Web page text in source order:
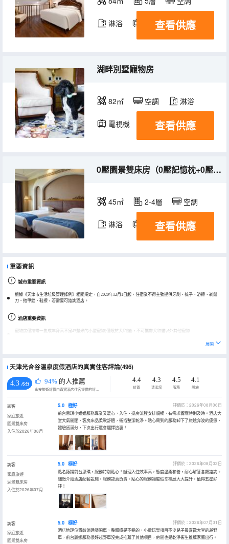
淋浴 電視機 冰箱
查看供應
湖畔別墅寵物房
82㎡ 空調 淋浴
電視機 冰箱
查看供應
0壓園景雙床房（0壓記憶枕+0壓床墊）
45㎡ 2-4層 空調
淋浴 電視機 冰箱
查看供應
重要資訊
城市重要資訊
根據《天津市生活垃圾管理條例》相關規定，自2020年12月1日起，住宿業不得主動提供牙刷、梳子、浴擦、剃鬚
刀、指甲銼、鞋擦，若需要可諮詢酒店。
酒店重要資訊
寵物房僅攜帶一隻成年身高不足45釐米的小型寵物(僅限於犬和貓)，不可攜帶犬和貓以外其他寵物
展開
天津光合谷温泉度假酒店的真實住客評論(496)
4.3 /5分 94% 的人推薦
永安旅遊評價由真實酒店住客提供的評價。
4.4
位置
4.3
清潔度
4.5
服務
4.1
設施
訪客
家庭旅遊
園景雙床房
入住於2026年08月
5.0 極好
評價於：2026年08月06日
前台思琪小姐姐服務專業又暖心，入住、退房流程安排順暢，有需求響應特別及時。酒店大
堂大氣開闊，客房床品柔軟舒適，衞浴整潔乾淨。貼心周到的服務卸下了旅途奔波的疲憊，
體驗感滿分，下次出行還會選擇這裏！
訪客
家庭旅遊
湖景雙床房
入住於2026年07月
5.0 極好
評價於：2026年08月02日
點名錶揚前台思琪，服務特別貼心！辦理入住效率高，態度温柔和善，耐心解答各類諮詢。
細緻介紹酒店配套設施，服務認真負責。貼心的服務讓度假幸福感大大提升，值得五星好
評！
訪客
家庭旅遊
園景雙床房
5.0 極好
評價於：2026年07月31日
酒店地理位置較偏建議開車，整體還是不錯的，小童玩樂項目不少兒子最喜歡大堂的越野
車，前台麗娜服務很好越野車沒完成推薦了其他項目，房間也是乾淨衞生推薦家庭出行。